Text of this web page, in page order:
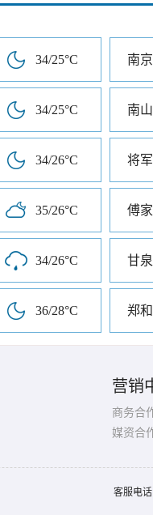
34/25°C 南
34/25°C 南
34/26°C 将
35/26°C 傅
34/26°C 甘
36/28°C 郑
营销
商务合
媒资合
客服电